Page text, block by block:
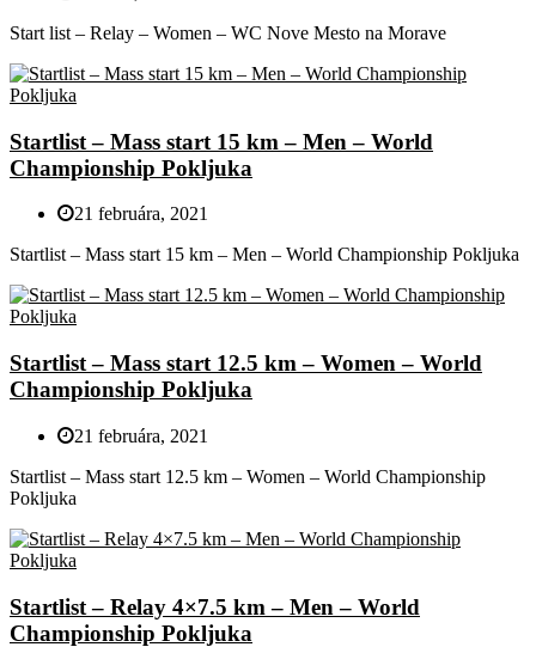
Start list – Relay – Women – WC Nove Mesto na Morave
Startlist – Mass start 15 km – Men – World
Championship Pokljuka
21 februára, 2021
Startlist – Mass start 15 km – Men – World Championship Pokljuka
Startlist – Mass start 12.5 km – Women – World
Championship Pokljuka
21 februára, 2021
Startlist – Mass start 12.5 km – Women – World Championship
Pokljuka
Startlist – Relay 4×7.5 km – Men – World
Championship Pokljuka